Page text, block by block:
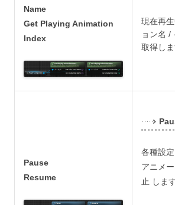
Name
Get Playing Animation
Index
現在再
ョン名 /
取得しま
Pause
Resume
各種設定
アニメ
止 します